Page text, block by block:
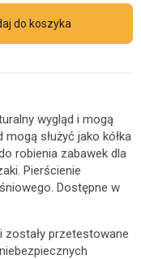
do koszyka
wygląd i mogą
służyć jako kółka
robienia zabawek dla
Pierścienie
Dostępne w
zostały przetestowane